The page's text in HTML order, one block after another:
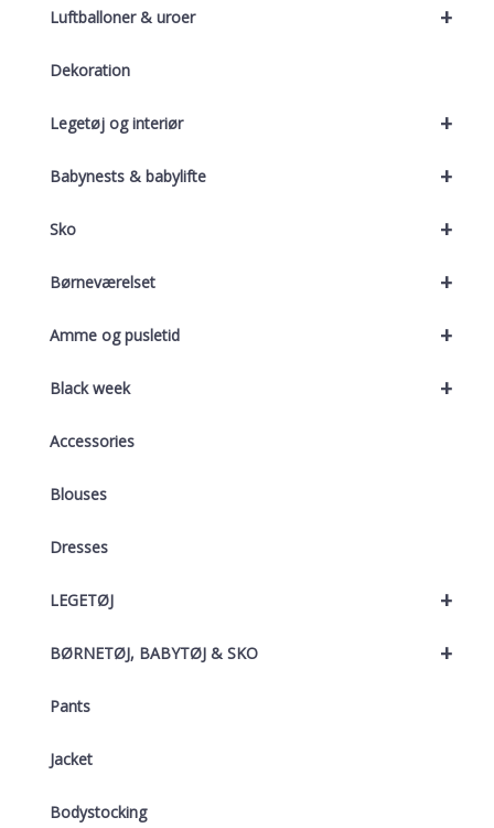
+
Luftballoner & uroer
Dekoration
+
Legetøj og interiør
+
Babynests & babylifte
+
Sko
+
Børneværelset
+
Amme og pusletid
+
Black week
Accessories
Blouses
Dresses
+
LEGETØJ
+
BØRNETØJ, BABYTØJ & SKO
Pants
Jacket
Bodystocking